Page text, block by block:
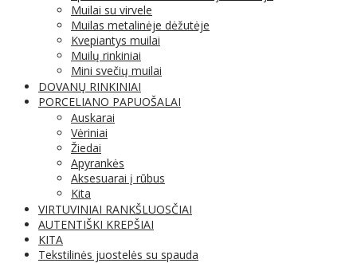
Muilai su virvele
Muilas metalinėje dėžutėje
Kvepiantys muilai
Muilų rinkiniai
Mini svečių muilai
DOVANŲ RINKINIAI
PORCELIANO PAPUOŠALAI
Auskarai
Vėriniai
Žiedai
Apyrankės
Aksesuarai į rūbus
Kita
VIRTUVINIAI RANKŠLUOSČIAI
AUTENTIŠKI KREPŠIAI
KITA
Tekstilinės juostelės su spauda